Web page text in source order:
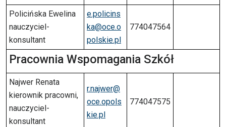
Policińska Ewelina
nauczyciel-
konsultant
e.policins
ka@oce.o
polskie.pl
774047564
Pracownia Wspomagania Szkół
Najwer Renata
kierownik pracowni,
nauczyciel-
konsultant
r.najwer@
oce.opols
kie.pl
774047575